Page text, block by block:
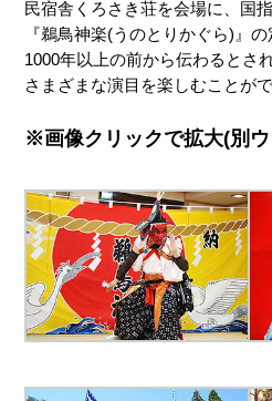
民宿舎くろさき荘を会場に、国
『鵜鳥神楽(うのとりかぐら)』
1000年以上の前から伝わるとさ
さまざまな演目を楽しむことがで
※画像クリックで拡大(別